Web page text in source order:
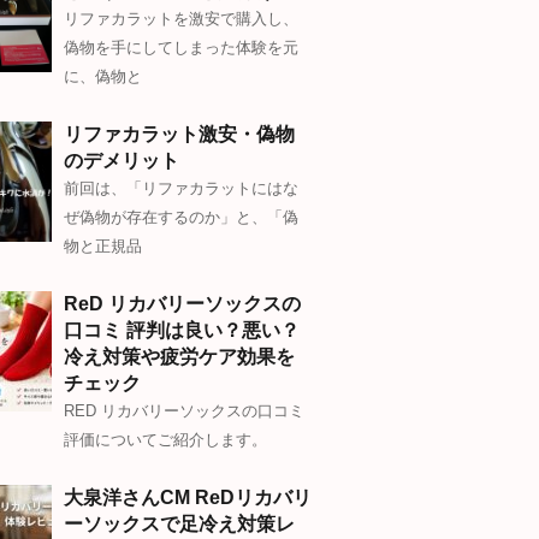
リファカラットを激安で購入し、
偽物を手にしてしまった体験を元
に、偽物と
リファカラット激安・偽物
のデメリット
前回は、「リファカラットにはな
ぜ偽物が存在するのか」と、「偽
物と正規品
ReD リカバリーソックスの
口コミ 評判は良い？悪い？
冷え対策や疲労ケア効果を
チェック
RED リカバリーソックスの口コミ
評価についてご紹介します。
大泉洋さんCM ReDリカバリ
ーソックスで足冷え対策レ